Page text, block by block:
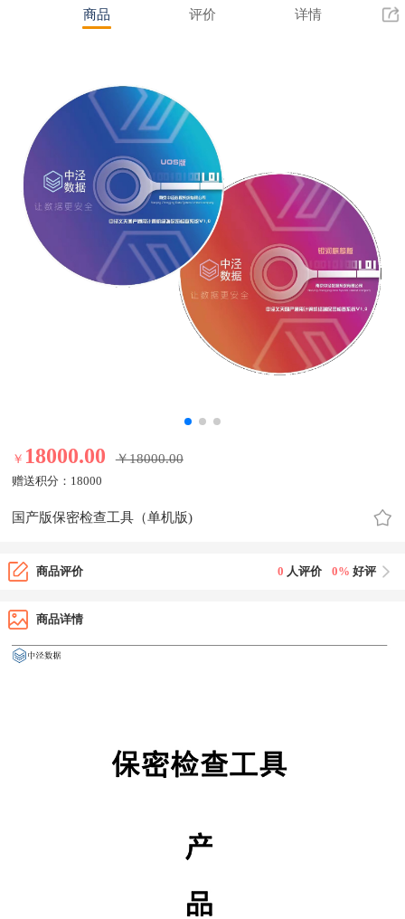
商品 评价 详情
￥ 18000.00 ￥18000.00
赠送积分： 18000
国产版保密检查工具（单机版)
商品评价 0 人评价 0% 好评
商品详情